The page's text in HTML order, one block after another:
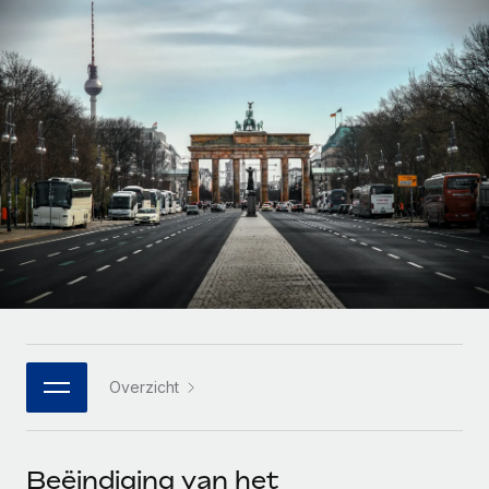
Zzp'ers internationaal onboarden en beheren
PEO
Ingewikkelde HR-taken eenvoudig uitbesteden
INFRASTRUCTUUR
Remote Embedded
HR naadloos in workflows integreren
Platform
Ingebouwde essentiële HR-functies voor je team
Integraties
GROEIFASE
Start-ups
Flexibele global HR en payroll solutions voor groeiende
bedrijven
Mid-market
Teams uitbreiden met HR solutions op maat
Enterprise
Global HR voor grote bedrijven
WERK MET ONS SAMEN
Strategische technologiepartners
Een partner worden
Betalingscalculator voor zzp'ers
Ontdek valuta-opties en betaalsnelheden voor
internationale zzp'ers
LEREN MET REMOTE
Onderzoek en gidsen
Casestudy's
HR-woordenlijst
Checklists en templates
Webinars
Nederlands
Français
Deutsch
Español
Italiano
Português (Portugal)
日本語
한국어
Inloggen
Overzicht
Beëindiging van het